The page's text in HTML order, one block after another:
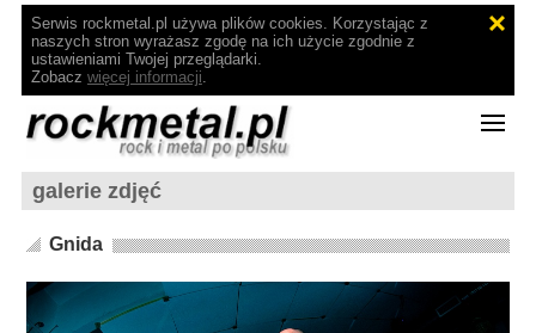
Serwis rockmetal.pl używa plików cookies. Korzystając z
naszych stron wyrażasz zgodę na ich użycie zgodnie z
ustawieniami Twojej przeglądarki.
Zobacz więcej informacji.
galerie zdjęć
Gnida